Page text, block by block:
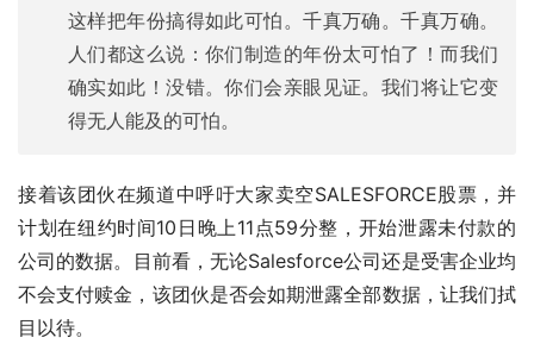
这样把年份搞得如此可怕。千真万确。千真万确。
人们都这么说：你们制造的年份太可怕了！而我们
确实如此！没错。你们会亲眼见证。我们将让它变
得无人能及的可怕。
接着该团伙在频道中呼吁大家卖空SALESFORCE股票，并
计划在纽约时间10日晚上11点59分整，开始泄露未付款的
公司的数据。目前看，无论Salesforce公司还是受害企业均
不会支付赎金，该团伙是否会如期泄露全部数据，让我们拭
目以待。